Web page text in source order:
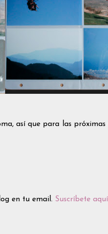
así que para las
en tu email. Suscríbete aquí